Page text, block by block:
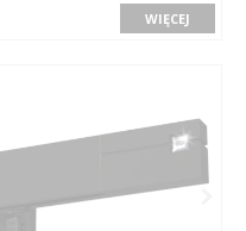
WIĘCEJ